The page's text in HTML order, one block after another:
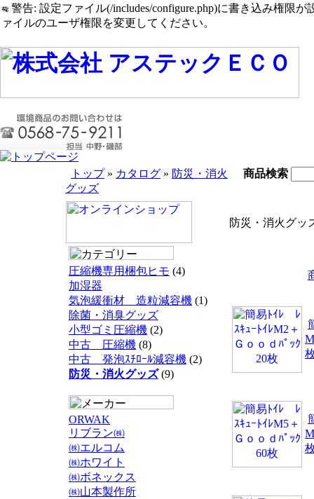
警告: 設定ファイル(/includes/configure.php)に書き込み権限が
ァイルのユーザ権限を変更してください。
トップ» カタログ » 防災・消火
グッズ
商品検索
圧縮機専用梱包ヒモ (4)
加湿器
気泡緩衝材 造粒減容機 (1)
除菌・消臭グッズ
小型ゴミ圧縮機 (2)
中古 圧縮機 (8)
中古 発泡ｽﾁﾛｰﾙ減容機 (2)
防災・消火グッズ(9)
ORWAK
リブラン㈱
㈱エルコム
㈱ホワイト
㈱ボネックス
㈱山本製作所
防災・消火グッ